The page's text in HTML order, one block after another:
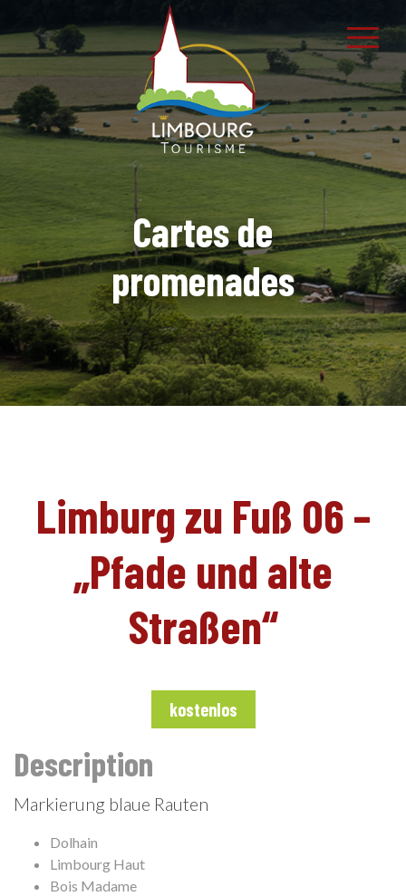
Cartes de
promenades
Limburg zu Fuß 06 –
„Pfade und alte
Straßen“
kostenlos
Description
Markierung blaue Rauten
Dolhain
Limbourg Haut
Bois Madame